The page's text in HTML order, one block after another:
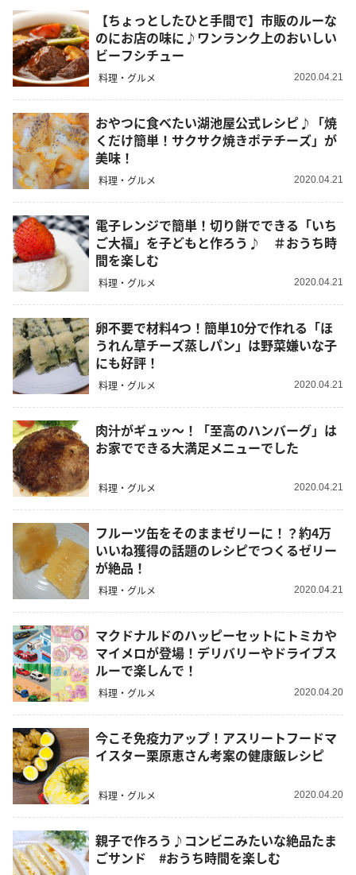
【ちょっとしたひと手間で】市販のルーな
のにお店の味に♪ワンランク上のおいしい
ビーフシチュー
料理・グルメ 2020.04.21
おやつに食べたい湖池屋公式レシピ♪「焼
くだけ簡単！サクサク焼きポテチーズ」が
美味！
料理・グルメ 2020.04.21
電子レンジで簡単！切り餅でできる「いち
ご大福」を子どもと作ろう♪ ＃おうち時
間を楽しむ
料理・グルメ 2020.04.21
卵不要で材料4つ！簡単10分で作れる「ほ
うれん草チーズ蒸しパン」は野菜嫌いな子
にも好評！
料理・グルメ 2020.04.21
肉汁がギュッ〜！「至高のハンバーグ」は
お家でできる大満足メニューでした
料理・グルメ 2020.04.21
フルーツ缶をそのままゼリーに！？約4万
いいね獲得の話題のレシピでつくるゼリー
が絶品！
料理・グルメ 2020.04.21
マクドナルドのハッピーセットにトミカや
マイメロが登場！デリバリーやドライブス
ルーで楽しんで！
料理・グルメ 2020.04.20
今こそ免疫力アップ！アスリートフードマ
イスター栗原恵さん考案の健康飯レシピ
料理・グルメ 2020.04.20
親子で作ろう♪コンビニみたいな絶品たま
ごサンド #おうち時間を楽しむ